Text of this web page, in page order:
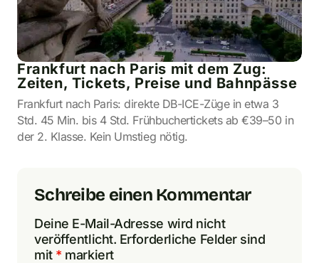
Frankfurt nach Paris mit dem Zug:
Zeiten, Tickets, Preise und Bahnpässe
Frankfurt nach Paris: direkte DB-ICE-Züge in etwa 3
Std. 45 Min. bis 4 Std. Frühbuchertickets ab €39–50 in
der 2. Klasse. Kein Umstieg nötig.
Schreibe einen Kommentar
Deine E-Mail-Adresse wird nicht
veröffentlicht. Erforderliche Felder sind
mit * markiert